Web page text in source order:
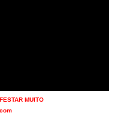
MUITO